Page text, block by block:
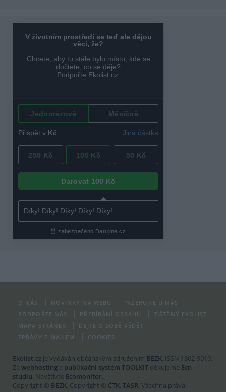
O NÁS NOVINKY NA WEBU
INZERUJTE U NÁS
PODPOŘTE NÁS
PŘEBÍRÁNÍ OBSAHU
TIŠTĚNÝ EKOLIST
MAPA STRÁNEK
DEJTE O SOBĚ VĚDĚT
ZPRÁVY E-MAILEM
COOKIES
Ekolist.cz je vydáván občanským sdružením BEZK. ISSN 1802-9019.
Za webhosting a publikační systém TOOLKIT děkujeme Ecn
studiu. Navštivte Ecomonitor.
Copyright © BEZK. Copyright © ČTK, TASR. Všechna práva